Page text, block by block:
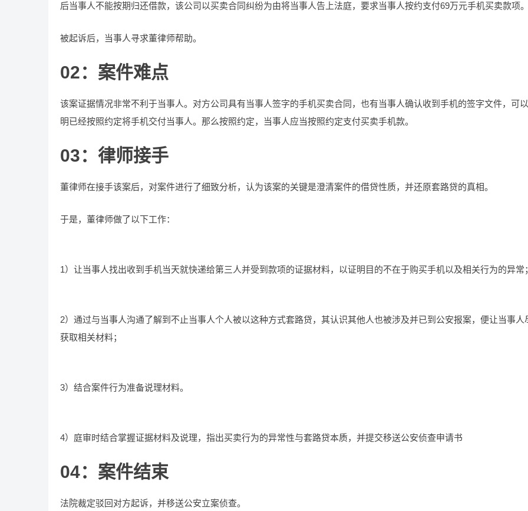
后当事人不能按期归还借款，该公司以买卖合同纠纷为由将当事人告上法庭，要求当事人按约支付69万元手机买卖款项
被起诉后，当事人寻求董律师帮助。
02：案件难点
该案证据情况非常不利于当事人。对方公司具有当事人签字的手机买卖合同，也有当事人确认收到手机的签字文件，可
明已经按照约定将手机交付当事人。那么按照约定，当事人应当按照约定支付买卖手机款。
03：律师接手
董律师在接手该案后，对案件进行了细致分析，认为该案的关键是澄清案件的借贷性质，并还原套路贷的真相。
于是，董律师做了以下工作：
1）让当事人找出收到手机当天就快递给第三人并受到款项的证据材料，以证明目的不在于购买手机以及相关行为的异常
2）通过与当事人沟通了解到不止当事人个人被以这种方式套路贷，其认识其他人也被涉及并已到公安报案，便让当事人
获取相关材料；
3）结合案件行为准备说理材料。
4）庭审时结合掌握证据材料及说理，指出买卖行为的异常性与套路贷本质，并提交移送公安侦查申请书
04：案件结束
法院裁定驳回对方起诉，并移送公安立案侦查。